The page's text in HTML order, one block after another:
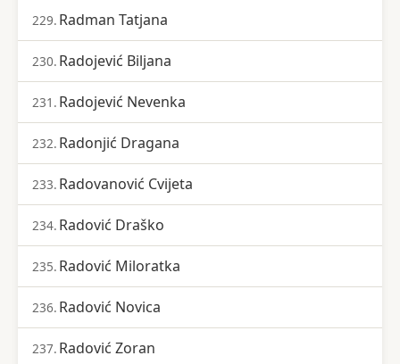
229. Radman Tatjana
230. Radojević Biljana
231. Radojević Nevenka
232. Radonjić Dragana
233. Radovanović Cvijeta
234. Radović Draško
235. Radović Miloratka
236. Radović Novica
237. Radović Zoran